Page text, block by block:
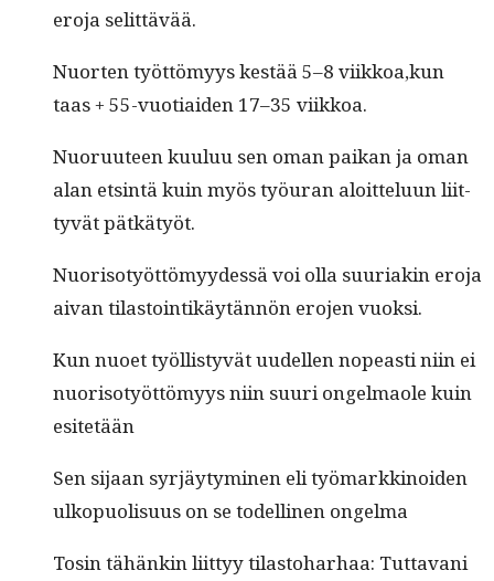
ero­ja selittävää.
Nuorten työt­tömyys kestää 5–8 viikkoa,kun
taas + 55-vuo­ti­aiden 17–35 viikkoa.
Nuoru­u­teen kuu­luu sen oman paikan ja oman
alan etsin­tä kuin myös työu­ran aloit­telu­un liit­
tyvät pätkätyöt.
Nuoriso­työt­tömyy­dessä voi olla suuri­akin ero­ja
aivan tilas­toin­tikäytän­nön ero­jen vuoksi.
Kun nuoet työl­listyvät uudellen nopeasti niin ei
nuoriso­työt­tömyys niin suuri ongel­maole kuin
esitetään
Sen sijaan syr­jäy­tymi­nen eli työ­markki­noiden
ulkop­uolisu­us on se todel­li­nen ongelma
Tosin tähänkin liit­tyy tilas­to­harhaa: Tut­ta­vani